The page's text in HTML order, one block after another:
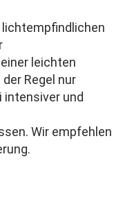
leichten
Regel nur
intensiver und
Wir empfehlen